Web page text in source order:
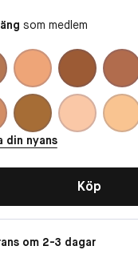
din nyans
som medlem
Köp
om 2-3 dagar